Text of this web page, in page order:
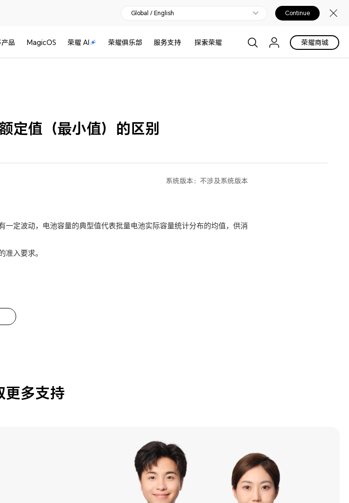
Global / English Continue
品 MagicOS 荣耀 AI 荣耀俱乐部 服务支持 探索荣耀 荣耀商城
定值（最小值）的区别
系统版本： 不涉及系统版本
一定波动，电池容量的典型值代表批量电池实际容量统计分布的均值，供消
准入要求。
更多支持